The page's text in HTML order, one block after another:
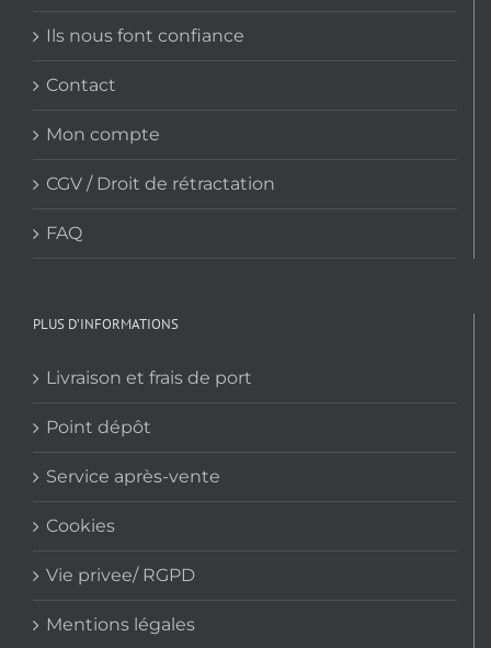
Ils nous font confiance
Contact
Mon compte
CGV / Droit de rétractation
FAQ
PLUS D’INFORMATIONS
Livraison et frais de port
Point dépôt
Service après-vente
Cookies
Vie privee/ RGPD
Mentions légales